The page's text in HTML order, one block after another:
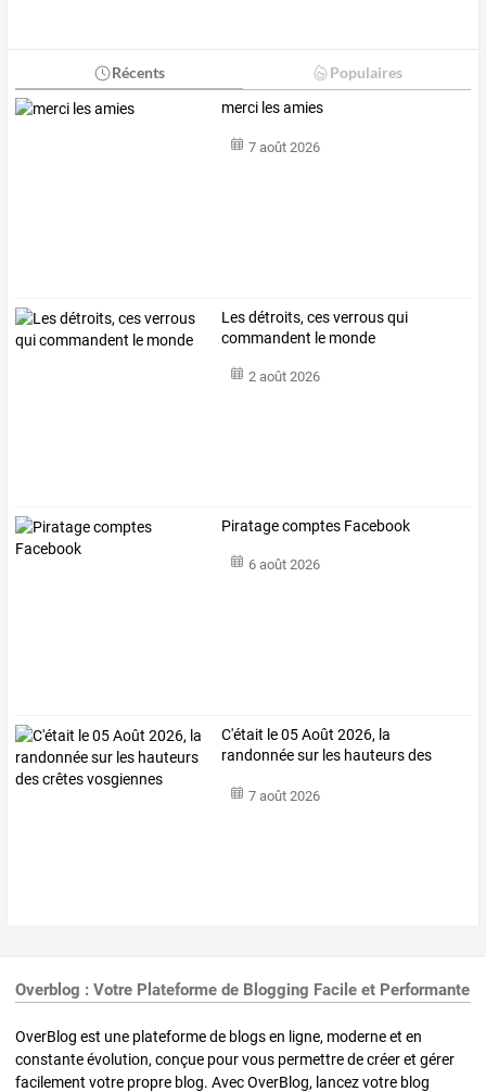
Récents Populaires
merci les amies
7 août 2026
Les détroits, ces verrous qui
commandent le monde
2 août 2026
Piratage comptes Facebook
6 août 2026
C'était le 05 Août 2026, la
randonnée sur les hauteurs des
7 août 2026
Overblog : Votre Plateforme de Blogging Facile et Performante
OverBlog est une plateforme de blogs en ligne, moderne et en
constante évolution, conçue pour vous permettre de créer et gérer
facilement votre propre blog. Avec OverBlog, lancez votre blog